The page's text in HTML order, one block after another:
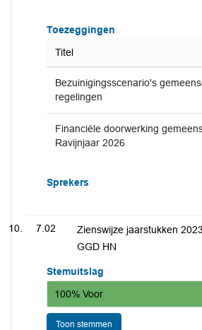
Toezeggingen
Titel
Bezuinigingsscenario's
regelingen
Financiële doorwerking
Ravijnjaar 2026
Sprekers
7.02
Zienswijze jaarstukken
GGD HN
Stemuitslag
100% Voor
Toon stemmen